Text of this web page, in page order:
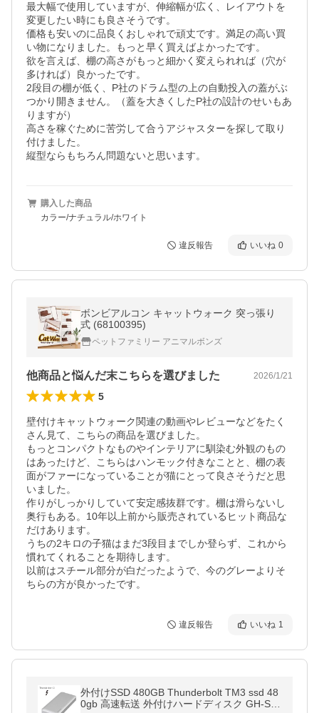
最大幅で使用していますが、伸縮幅が広く、レイアウトを
変更したい時にも良さそうです。
価格も安いのに品良くおしゃれで頑丈です。満足の高い買
い物になりました。もっと早く買えばよかったです。
欲を言えば、棚の高さがもっと細かく変えられれば（穴が
多ければ）良かったです。
2段目の棚が低く、P社のドラム型の上の自動投入の蓋がぶ
つかり開きません。（蓋を大きくしたP社の設計のせいもあ
りますが）
高さを稼ぐために苦労して合うアジャスターを探して取り
付けました。
縦型ならもちろん問題ないと思います。
購入した商品
カラー/ナチュラル/ホワイト
違反報告 いいね 0
ボンビアルコン キャットウォーク 突っ張り
式 (68100395)
ペットファミリー アニマルボンズ
他商品と悩んだ末こちらを選びました 2026/1/21
5
壁付けキャットウォーク関連の動画やレビューなどをたく
さん見て、こちらの商品を選びました。
もっとコンパクトなものやインテリアに馴染む外観のもの
はあったけど、こちらはハンモック付きなことと、棚の表
面がファーになっていることが猫にとって良さそうだと思
いました。
作りがしっかりしていて安定感抜群です。棚は滑らないし
奥行もある。10年以上前から販売されているヒット商品な
だけあります。
うちの2キロの子猫はまだ3段目までしか登らず、これから
慣れてくれることを期待します。
以前はスチール部分が白だったようで、今のグレーよりそ
ちらの方が良かったです。
違反報告 いいね 1
外付けSSD 480GB Thunderbolt TM3 ssd 48
0gb 高速転送 外付けハードディスク GH-SS